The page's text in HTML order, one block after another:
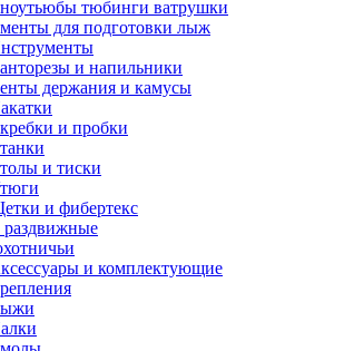
тюбинги ватрушки
для подготовки лыж
и напильники
держания и камусы
и пробки
и тиски
и фибертекс
и комплектующие